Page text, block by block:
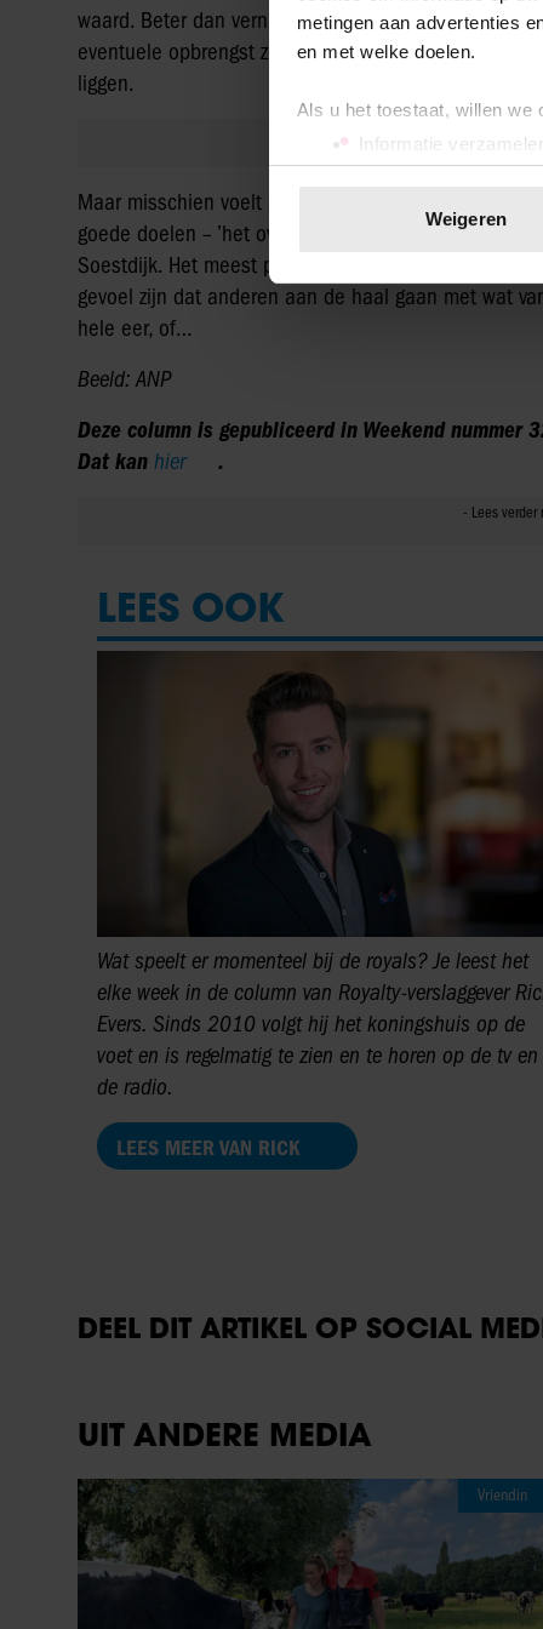
metingen aan advertenties
en met welke doelen.
Als u het toestaat, willen we
Informatie
Uw apparaat
toestemming op elk
We gebruiken cookies om
websiteverkeer te
media, adverteren en
verstrekt of die ze hebben
Weigeren
waard. Beter dan vernietigen, wat nu is gebeurd, uit
eventuele opbrengst zouden ook nog eens goede
liggen.
Maar misschien voelt dat veilen niet zo lekker. De
goede doelen – ’het overschot’ van wat ze niet
Soestdijk. Het meest persoonlijke hadden ze er
gevoel zijn dat anderen aan de haal gaan met wat
hele eer, of…
Beeld: ANP
Deze column is gepubliceerd in Weekend nummer
Dat kan hier .
LEES OOK
Wat speelt er momenteel bij de royals? Je leest het
elke week in de column van Royalty-verslaggever
Evers. Sinds 2010 volgt hij het koningshuis op de
voet en is regelmatig te zien en te horen op de tv en
de radio.
LEES MEER VAN RICK
DEEL DIT ARTIKEL OP SOCIAL
UIT ANDERE MEDIA
Vriendin